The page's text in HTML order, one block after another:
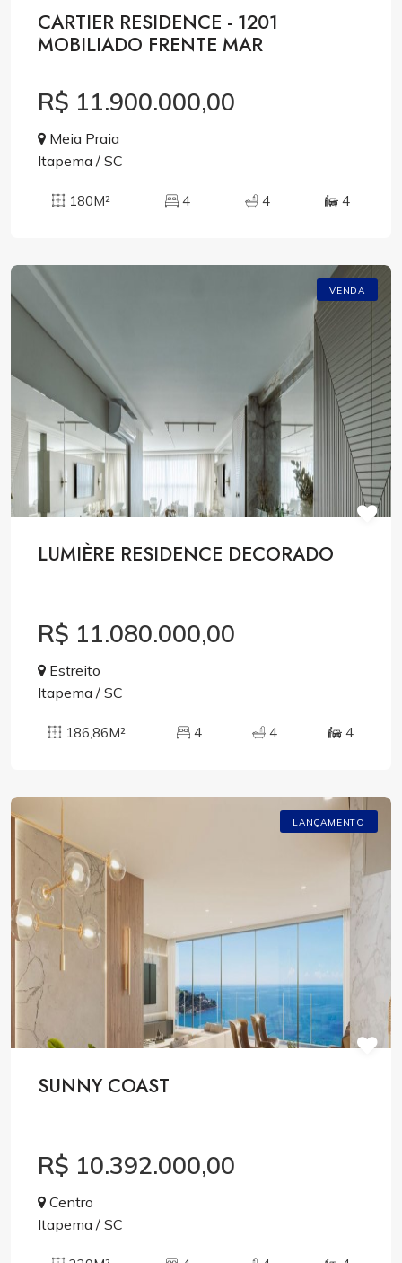
CARTIER RESIDENCE - 1201
MOBILIADO FRENTE MAR
R$ 11.900.000,00
Meia Praia
Itapema / SC
180M² 4 4 4
VENDA
LUMIÈRE RESIDENCE DECORADO
R$ 11.080.000,00
Estreito
Itapema / SC
186,86M² 4 4 4
LANÇAMENTO
SUNNY COAST
R$ 10.392.000,00
Centro
Itapema / SC